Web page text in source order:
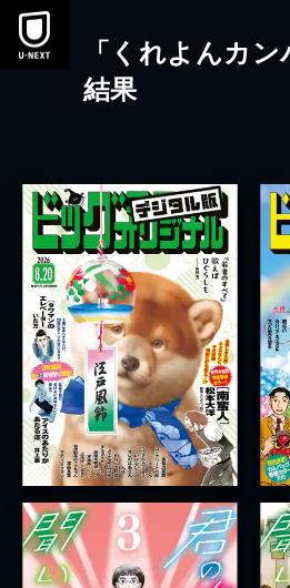
本文へスキップ
「くれよんカ
結果